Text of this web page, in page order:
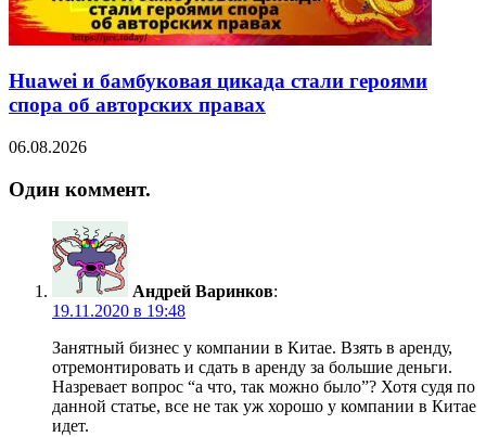
Huawei и бамбуковая цикада стали героями
спора об авторских правах
06.08.2026
Один коммент.
Андрей Варинков:
19.11.2020 в 19:48
Занятный бизнес у компании в Китае. Взять в аренду,
отремонтировать и сдать в аренду за большие деньги.
Назревает вопрос “а что, так можно было”? Хотя судя по
данной статье, все не так уж хорошо у компании в Китае
идет.